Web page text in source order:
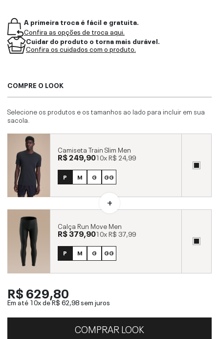
A primeira troca é fácil e gratuita.
Confira as opções de troca aqui.
Cuidar do produto o torna mais durável.
Confira os cuidados com o produto.
COMPRE O LOOK
Selecione os produtos e os tamanhos ao lado para incluir em sua
sacola.
Camiseta Train Slim Men
R$ 249,9010xR$ 24,99
P M G GG
Calça Run Move Men
R$ 379,9010xR$ 37,99
P M G GG
R$ 629,80
Em até 10x deR$ 62,98sem juros
COMPRAR LOOK